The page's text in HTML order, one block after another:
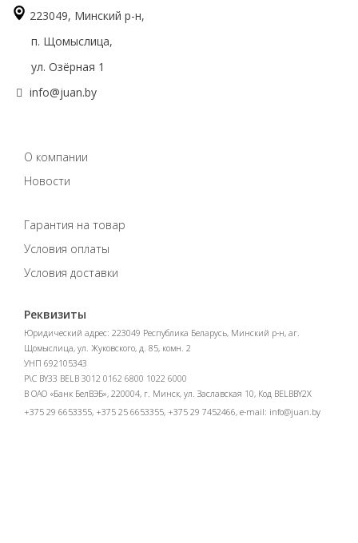
223049, Минский р-н,
п. Щомыслица,
ул. Озёрная 1
info@juan.by
О компании
Новости
Гарантия на товар
Условия оплаты
Условия доставки
Реквизиты
Юридический адрес: 223049 Республика Беларусь, Минский р-н, аг.
Щомыслица, ул. Жуковского, д. 85, комн. 2
УНП 692105343
Р\С BY33 BELB 3012 0162 6800 1022 6000
В ОАО «Банк БелВЭБ», 220004, г. Минск, ул. Заславская 10, Код BELBBY2X
+375 29 6653355, +375 25 6653355, +375 29 7452466, e-mail: info@juan.by